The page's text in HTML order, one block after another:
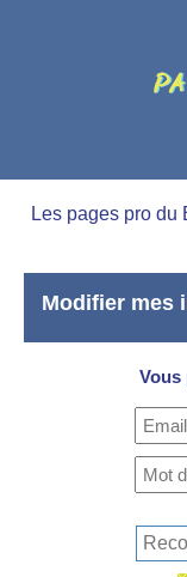
Les pages pro du
Modifier mes
Vous